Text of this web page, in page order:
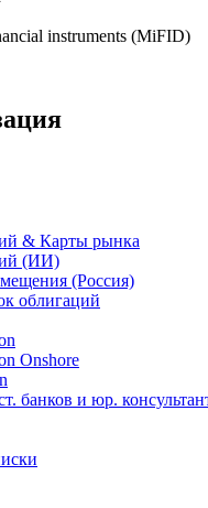
instruments (MiFID)
& Карты рынка
(ИИ)
(Россия)
облигаций
Onshore
банков и юр.